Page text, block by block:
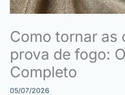
Como tornar as
prova de fogo:
Completo
05/07/2026